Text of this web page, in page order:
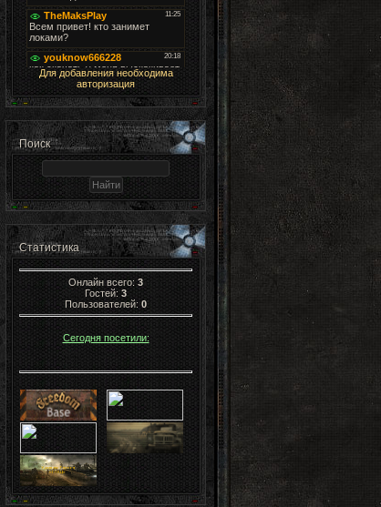
Для добавления необходима
авторизация
Поиск
Статистика
Онлайн всего: 3
Гостей: 3
Пользователей: 0
Сегодня посетили: